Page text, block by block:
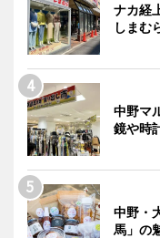
ナカ経
しまむ
中野マ
鏡や時
中野・
馬」の